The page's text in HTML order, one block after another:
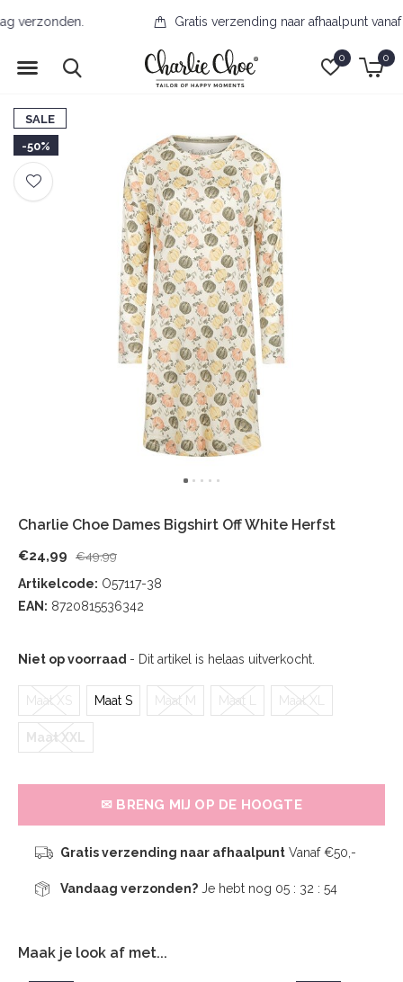
0 0
Gratis verzending naar afhaalpunt vanaf €50,-
SALE
-50%
Charlie Choe Dames Bigshirt Off White Herfst
€24,99 €49,99
Artikelcode: O57117-38
EAN: 8720815536342
Niet op voorraad - Dit artikel is helaas uitverkocht.
Maat XS Maat S Maat M Maat L Maat XL
Maat XXL
✉ BRENG MIJ OP DE HOOGTE
Gratis verzending naar afhaalpuntVanaf €50,-
Vandaag verzonden?Je hebt nog 05 : 32 : 54
Maak je look af met...